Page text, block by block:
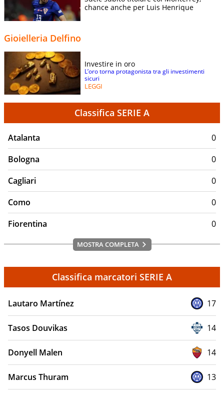
chance anche per Luis Henrique
Gioielleria Delfino
Investire in oro
L’oro torna protagonista tra gli investimenti
sicuri
LEGGI
Classifica SERIE A
Atalanta
0
Bologna
0
Cagliari
0
Como
0
Fiorentina
0
MOSTRA COMPLETA
Classifica marcatori SERIE A
Lautaro Martínez 17
Tasos Douvikas 14
Donyell Malen 14
Marcus Thuram 13